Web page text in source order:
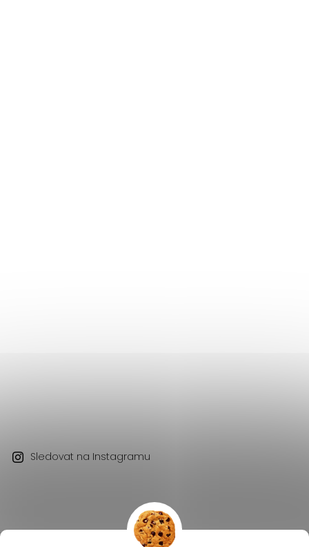
Sledovat na Instagramu